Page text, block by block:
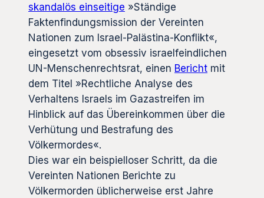
skandalös einseitige »Ständige
Faktenfindungsmission der Vereinten
Nationen zum Israel-Palästina-Konflikt«,
eingesetzt vom obsessiv israelfeindlichen
UN-Menschenrechtsrat, einen Bericht mit
dem Titel »Rechtliche Analyse des
Verhaltens Israels im Gazastreifen im
Hinblick auf das Übereinkommen über die
Verhütung und Bestrafung des
Völkermordes«.
Dies war ein beispielloser Schritt, da die
Vereinten Nationen Berichte zu
Völkermorden üblicherweise erst Jahre